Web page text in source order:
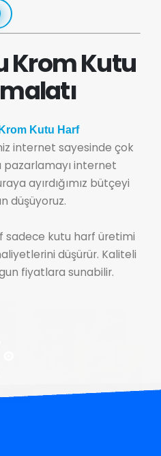
Krom Kutu
Kutu Harf
internet sayesinde çok
pazarlamayı internet
ayırdığımız bütçeyi
düşüyoruz.
sadece kutu harf üretimi
düşürür. Kaliteli
fiyatlara sunabilir.